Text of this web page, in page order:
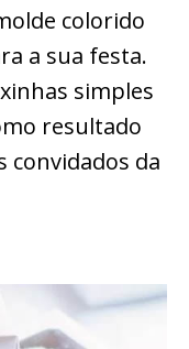
colorido
a sua festa.
simples
resultado
da